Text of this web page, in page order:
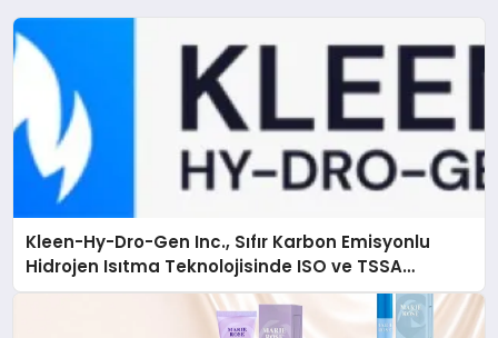
Kleen-Hy-Dro-Gen Inc., Sıfır Karbon Emisyonlu
Hidrojen Isıtma Teknolojisinde ISO ve TSSA
Düzenleyici Onaylarını Aldı